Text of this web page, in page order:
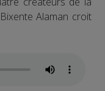
Alaman croit